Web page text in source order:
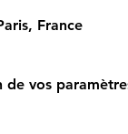
France
vos